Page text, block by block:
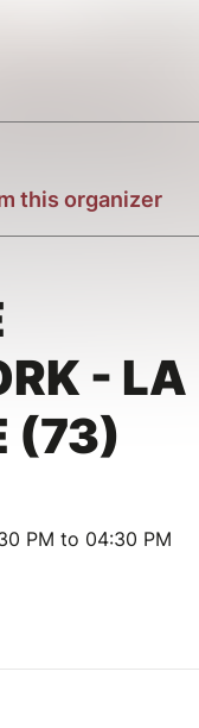
this organizer
- LA
(73)
PM to 04:30 PM